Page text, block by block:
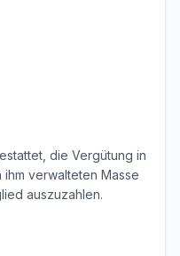
die Vergütung in
verwalteten Masse
auszuzahlen.